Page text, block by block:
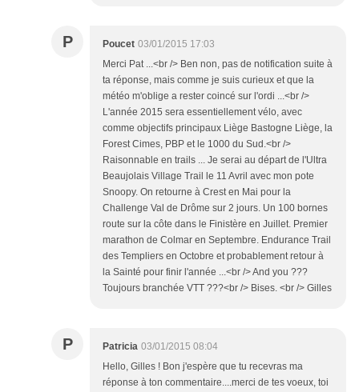
P Poucet 03/01/2015 17:03
Merci Pat ...<br /> Ben non, pas de notification suite à
ta réponse, mais comme je suis curieux et que la
météo m'oblige a rester coincé sur l'ordi ...<br />
L'année 2015 sera essentiellement vélo, avec
comme objectifs principaux Liège Bastogne Liège, la
Forest Cimes, PBP et le 1000 du Sud.<br />
Raisonnable en trails ... Je serai au départ de l'Ultra
Beaujolais Village Trail le 11 Avril avec mon pote
Snoopy. On retourne à Crest en Mai pour la
Challenge Val de Drôme sur 2 jours. Un 100 bornes
route sur la côte dans le Finistère en Juillet. Premier
marathon de Colmar en Septembre. Endurance Trail
des Templiers en Octobre et probablement retour à
la Sainté pour finir l'année ...<br /> And you ???
Toujours branchée VTT ???<br /> Bises. <br /> Gilles
P Patricia 03/01/2015 08:04
Hello, Gilles ! Bon j'espère que tu recevras ma
réponse à ton commentaire....merci de tes voeux, toi